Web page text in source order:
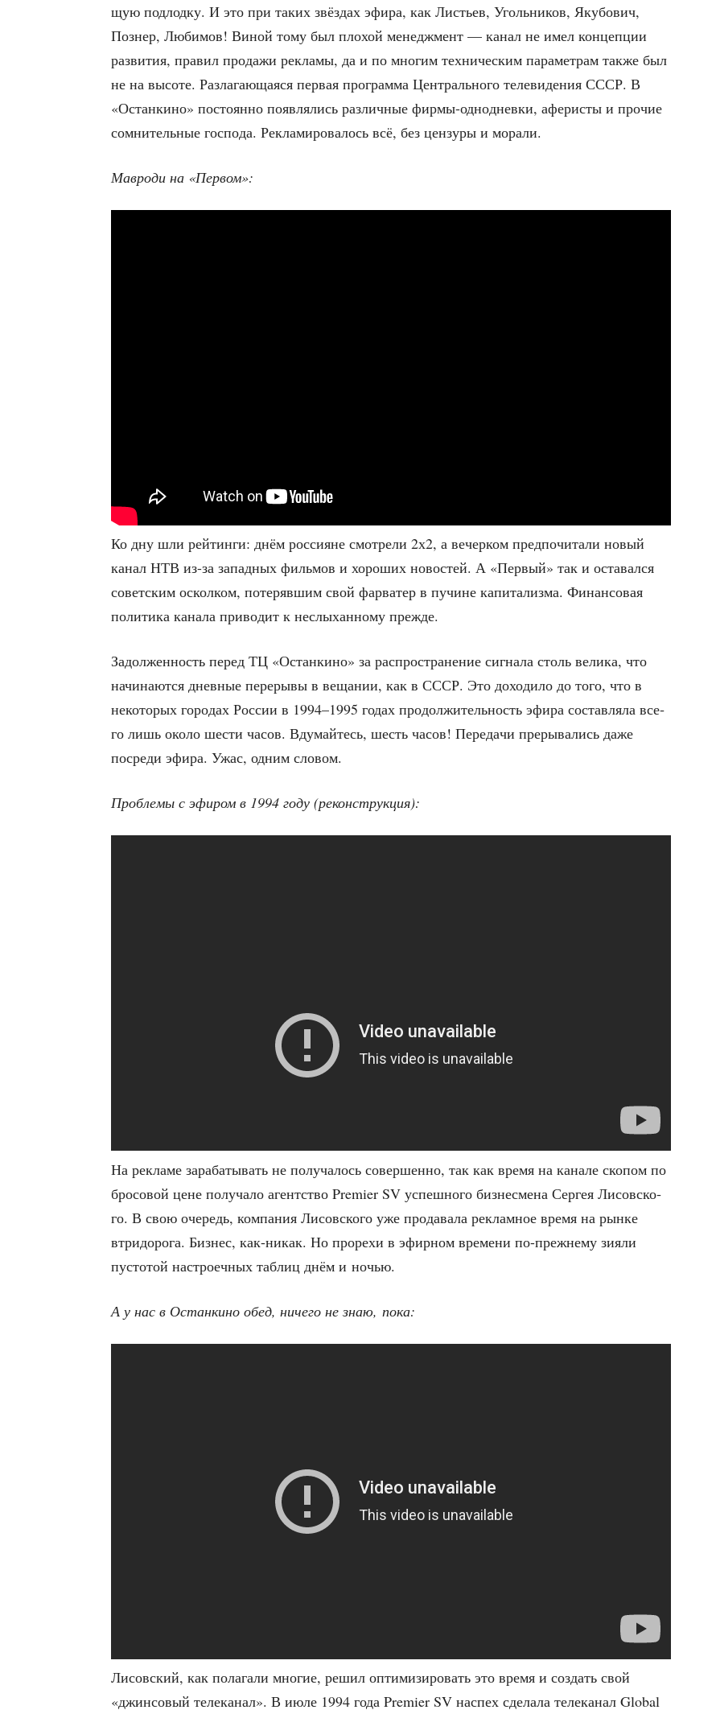
щую под­лод­ку. И это при таких звёз­дах эфи­ра, как Листьев, Уголь­ни­ков, Яку­бо­вич,
Познер, Люби­мов! Виной тому был пло­хой менедж­мент — канал не имел кон­цеп­ции
раз­ви­тия, пра­вил про­да­жи рекла­мы, да и по мно­гим тех­ни­че­ским пара­мет­рам так­же был
не на высо­те. Раз­ла­га­ю­ща­я­ся пер­вая про­грам­ма Цен­траль­но­го теле­ви­де­ния СССР. В
«Остан­ки­но» посто­ян­но появ­ля­лись раз­лич­ные фир­мы-одно­днев­ки, афе­ри­сты и про­чие
сомни­тель­ные гос­по­да. Рекла­ми­ро­ва­лось всё, без цен­зу­ры и морали.
Мав­ро­ди на «Пер­вом»:
Ко дну шли рей­тин­ги: днём рос­си­яне смот­ре­ли 2х2, а вечер­ком пред­по­чи­та­ли новый
канал НТВ из-за запад­ных филь­мов и хоро­ших ново­стей. А «Пер­вый» так и оста­вал­ся
совет­ским оскол­ком, поте­ряв­шим свой фар­ва­тер в пучине капи­та­лиз­ма. Финан­со­вая
поли­ти­ка кана­ла при­во­дит к неслы­хан­но­му прежде.
Задол­жен­ность перед ТЦ «Остан­ки­но» за рас­про­стра­не­ние сиг­на­ла столь вели­ка, что
начи­на­ют­ся днев­ные пере­ры­вы в веща­нии, как в СССР. Это дохо­ди­ло до того, что в
неко­то­рых горо­дах Рос­сии в 1994–1995 годах про­дол­жи­тель­ность эфи­ра состав­ля­ла все­
го лишь око­ло шести часов. Вду­май­тесь, шесть часов! Пере­да­чи пре­ры­ва­лись даже
посре­ди эфи­ра. Ужас, одним словом.
Про­бле­мы с эфи­ром в 1994 году (рекон­струк­ция):
На рекла­ме зара­ба­ты­вать не полу­ча­лось совер­шен­но, так как вре­мя на кана­ле ско­пом по
бро­со­вой цене полу­ча­ло агент­ство Premier SV успеш­но­го биз­не­сме­на Сер­гея Лисов­ско­
го. В свою оче­редь, ком­па­ния Лисов­ско­го уже про­да­ва­ла реклам­ное вре­мя на рын­ке
втри­до­ро­га. Биз­нес, как-никак. Но про­ре­хи в эфир­ном вре­ме­ни по-преж­не­му зия­ли
пусто­той настро­еч­ных таб­лиц днём и ночью.
А у нас в Остан­ки­но обед, ниче­го не знаю, пока:
Лисов­ский, как пола­га­ли мно­гие, решил опти­ми­зи­ро­вать это вре­мя и создать свой
«джин­со­вый теле­ка­нал». В июле 1994 года Premier SV наспех сде­ла­ла теле­ка­нал Global